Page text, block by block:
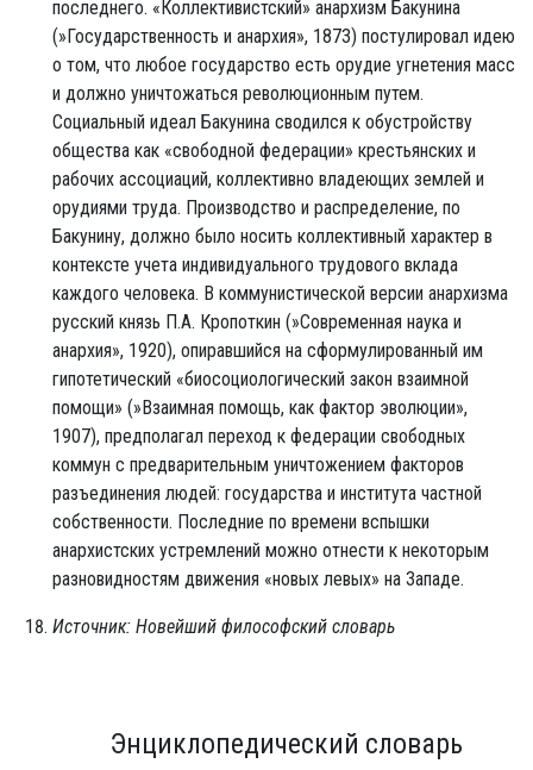
последнего. «Коллективистский» анархизм Бакунина
(»Государственность и анархия», 1873) постулировал идею
о том, что любое государство есть орудие угнетения масс
и должно уничтожаться революционным путем.
Социальный идеал Бакунина сводился к обустройству
общества как «свободной федерации» крестьянских и
рабочих ассоциаций, коллективно владеющих землей и
орудиями труда. Производство и распределение, по
Бакунину, должно было носить коллективный характер в
контексте учета индивидуального трудового вклада
каждого человека. В коммунистической версии анархизма
русский князь П.А. Кропоткин (»Современная наука и
анархия», 1920), опиравшийся на сформулированный им
гипотетический «биосоциологический закон взаимной
помощи» (»Взаимная помощь, как фактор эволюции»,
1907), предполагал переход к федерации свободных
коммун с предварительным уничтожением факторов
разъединения людей: государства и института частной
собственности. Последние по времени вспышки
анархистских устремлений можно отнести к некоторым
разновидностям движения «новых левых» на Западе.
Источник: Новейший философский словарь
Энциклопедический словарь